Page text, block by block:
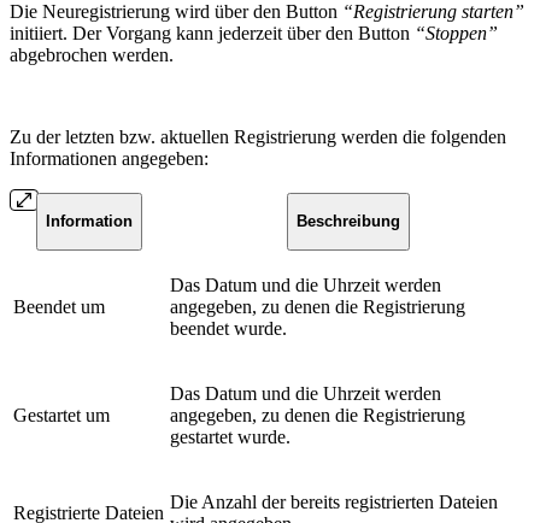
Die Neuregistrierung wird über den Button “Registrierung starten”
initiiert. Der Vorgang kann jederzeit über den Button “Stoppen”
abgebrochen werden.
Zu der letzten bzw. aktuellen Registrierung werden die folgenden
Informationen angegeben:
Information Beschreibung
Beendet um
Das Datum und die Uhrzeit werden
angegeben, zu denen die Registrierung
beendet wurde.
Gestartet um
Das Datum und die Uhrzeit werden
angegeben, zu denen die Registrierung
gestartet wurde.
Registrierte Dateien
Die Anzahl der bereits registrierten Dateien